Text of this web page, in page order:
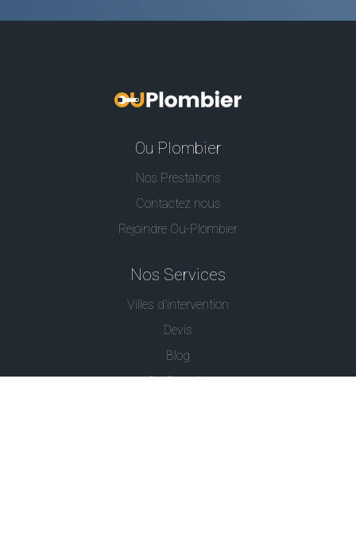
Ou Plombier
Nos Prestations
Contactez nous
Rejoindre Ou-Plombier
Nos Services
Villes d'intervention
Devis
Blog
Ou Serrurier